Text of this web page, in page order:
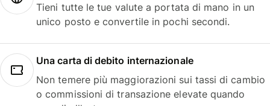
Tieni tutte le tue valute a portata di mano in un
unico posto e convertile in pochi secondi.
Una carta di debito internazionale
Non temere più maggiorazioni sui tassi di cambio
o commissioni di transazione elevate quando